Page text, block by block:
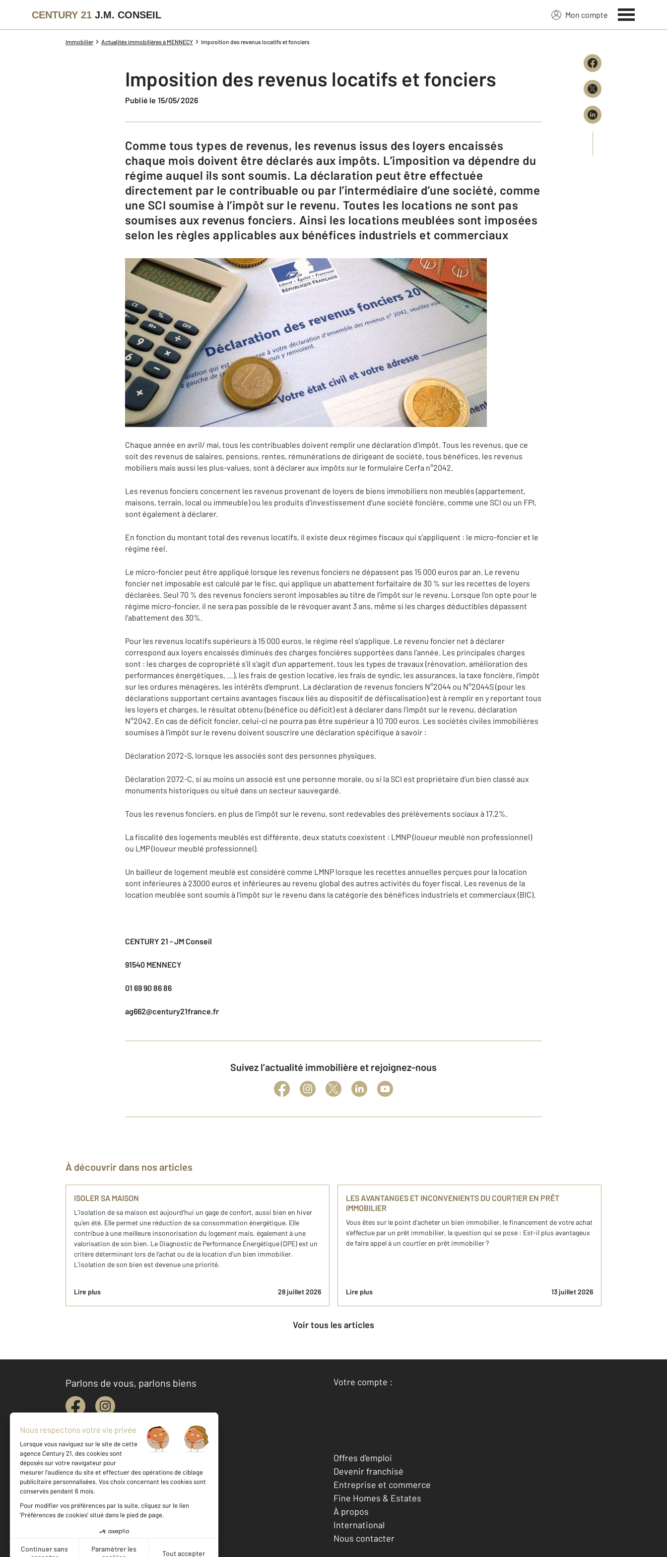
CENTURY 21 J.M. CONSEIL Mon compte
Immobilier Actualités immobilières à MENNECY Imposition des revenus locatifs et fonciers
Imposition des revenus locatifs et fonciers
Publié le 15/05/2026
Comme tous types de revenus, les revenus issus des loyers encaissés
chaque mois doivent être déclarés aux impôts. L’imposition va dépendre du
régime auquel ils sont soumis. La déclaration peut être effectuée
directement par le contribuable ou par l’intermédiaire d’une société, comme
une SCI soumise à l’impôt sur le revenu. Toutes les locations ne sont pas
soumises aux revenus fonciers. Ainsi les locations meublées sont imposées
selon les règles applicables aux bénéfices industriels et commerciaux
Chaque année en avril/ mai, tous les contribuables doivent remplir une déclaration d’impôt. Tous les revenus, que ce
soit des revenus de salaires, pensions, rentes, rémunérations de dirigeant de société, tous bénéfices, les revenus
mobiliers mais aussi les plus-values, sont à déclarer aux impôts sur le formulaire Cerfa n°2042.
Les revenus fonciers concernent les revenus provenant de loyers de biens immobiliers non meublés (appartement,
maisons, terrain, local ou immeuble) ou les produits d’investissement d’une société foncière, comme une SCI ou un FPI,
sont également à déclarer.
En fonction du montant total des revenus locatifs, il existe deux régimes fiscaux qui s’appliquent : le micro-foncier et le
régime réel.
Le micro-foncier peut être appliqué lorsque les revenus fonciers ne dépassent pas 15 000 euros par an. Le revenu
foncier net imposable est calculé par le fisc, qui applique un abattement forfaitaire de 30 % sur les recettes de loyers
déclarées. Seul 70 % des revenus fonciers seront imposables au titre de l’impôt sur le revenu. Lorsque l’on opte pour le
régime micro-foncier, il ne sera pas possible de le révoquer avant 3 ans, même si les charges déductibles dépassent
l’abattement des 30%.
Pour les revenus locatifs supérieurs à 15 000 euros, le régime réel s’applique. Le revenu foncier net à déclarer
correspond aux loyers encaissés diminués des charges foncières supportées dans l’année. Les principales charges
sont : les charges de copropriété s’il s’agit d’un appartement, tous les types de travaux (rénovation, amélioration des
performances énergétiques, …), les frais de gestion locative, les frais de syndic, les assurances, la taxe foncière, l’impôt
sur les ordures ménagères, les intérêts d’emprunt. La déclaration de revenus fonciers N°2044 ou N°2044S (pour les
déclarations supportant certains avantages fiscaux liés au dispositif de défiscalisation) est à remplir en y reportant tous
les loyers et charges, le résultat obtenu (bénéfice ou déficit) est à déclarer dans l’impôt sur le revenu, déclaration
N°2042. En cas de déficit foncier, celui-ci ne pourra pas être supérieur à 10 700 euros. Les sociétés civiles immobilières
soumises à l’impôt sur le revenu doivent souscrire une déclaration spécifique à savoir :
Déclaration 2072-S, lorsque les associés sont des personnes physiques.
Déclaration 2072-C, si au moins un associé est une personne morale, ou si la SCI est propriétaire d’un bien classé aux
monuments historiques ou situé dans un secteur sauvegardé.
Tous les revenus fonciers, en plus de l’impôt sur le revenu, sont redevables des prélèvements sociaux à 17,2%.
La fiscalité des logements meublés est différente, deux statuts coexistent : LMNP (loueur meublé non professionnel)
ou LMP (loueur meublé professionnel).
Un bailleur de logement meublé est considéré comme LMNP lorsque les recettes annuelles perçues pour la location
sont inférieures à 23000 euros et inférieures au revenu global des autres activités du foyer fiscal. Les revenus de la
location meublée sont soumis à l’impôt sur le revenu dans la catégorie des bénéfices industriels et commerciaux (BIC).
CENTURY 21 - JM Conseil
91540 MENNECY
01 69 90 86 86
ag662@century21france.fr
Suivez l’actualité immobilière et rejoignez-nous
À découvrir dans nos articles
ISOLER SA MAISON
L’isolation de sa maison est aujourd’hui un gage de confort, aussi bien en hiver
qu’en été. Elle permet une réduction de sa consommation énergétique. Elle
contribue à une meilleure insonorisation du logement mais, également à une
valorisation de son bien. Le Diagnostic de Performance Énergétique (DPE) est un
critère déterminant lors de l’achat ou de la location d’un bien immobilier.
L’isolation de son bien est devenue une priorité.
Lire plus 28 juillet 2026
LES AVANTANGES ET INCONVENIENTS DU COURTIER EN PRÊT
IMMOBILIER
Vous êtes sur le point d’acheter un bien immobilier, le financement de votre achat
s’effectue par un prêt immobilier, la question qui se pose : Est-il plus avantageux
de faire appel à un courtier en prêt immobilier ?
Lire plus 13 juillet 2026
Voir tous les articles
Parlons de vous, parlons biens
Votre compte :
Accéder à mon compte
Votre agence est notée
Achat
Location
Offres d'emploi
Devenir franchisé
Entreprise et commerce
Fine Homes & Estates
À propos
International
Nous contacter